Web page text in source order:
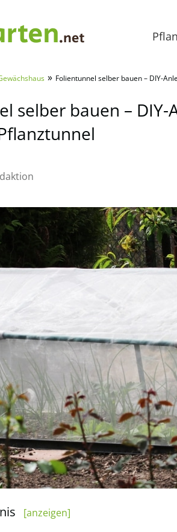
» Folientunnel selber bauen – DIY-
selber bauen –
[anzeigen]